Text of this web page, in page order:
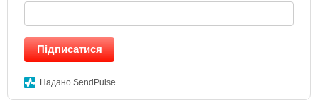
Підписатися
Надано SendPulse